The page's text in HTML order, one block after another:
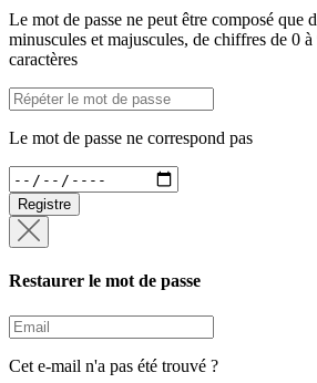
Le mot de passe ne peut être composé que
minuscules et majuscules, de chiffres de 0
caractères
Le mot de passe ne correspond pas
Registre
Restaurer le mot de passe
Cet e-mail n'a pas été trouvé ?